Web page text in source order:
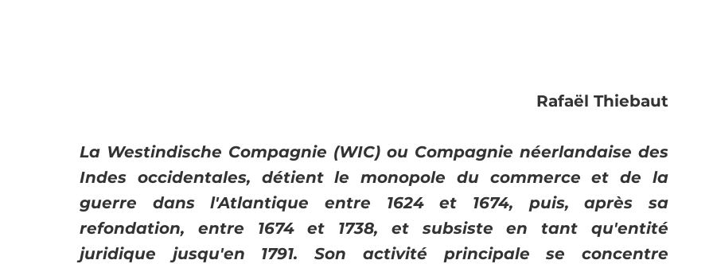
Rafaël Thiebaut
La Westindische Compagnie (WIC) ou Compagnie néerlandaise des
Indes occidentales, détient le monopole du commerce et de la
guerre dans l'Atlantique entre 1624 et 1674, puis, après sa
refondation, entre 1674 et 1738, et subsiste en tant qu'entité
juridique jusqu'en 1791. Son activité principale se concentre